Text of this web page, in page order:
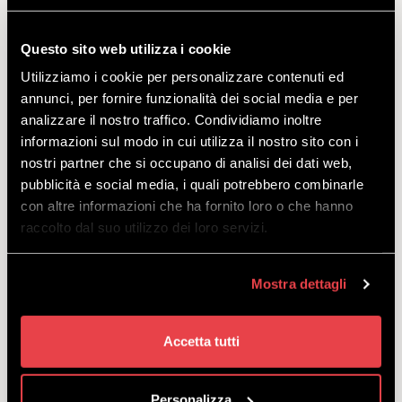
Questo sito web utilizza i cookie
Utilizziamo i cookie per personalizzare contenuti ed
annunci, per fornire funzionalità dei social media e per
analizzare il nostro traffico. Condividiamo inoltre
informazioni sul modo in cui utilizza il nostro sito con i
nostri partner che si occupano di analisi dei dati web,
pubblicità e social media, i quali potrebbero combinarle
con altre informazioni che ha fornito loro o che hanno
raccolto dal suo utilizzo dei loro servizi.
Mostra dettagli
Accetta tutti
super divertente e semplice da usare. Permette di trasportare
facilmente fino a 80kg di carico grazie alla potente spinta dello
smart system di Bosch e alle doti di maneggevolezza e stabilità
migliori della categoria. Questa bici è progettata per crescere con la
tua famiglia e offre molteplici opzioni di configurazione in grado di
soddisfare al meglio le tue esigenze man mano che cambiano nel
tempo.
Taglie disponibili:
M (in base all’altezza della persona).
Taglia M: 160-190 cm